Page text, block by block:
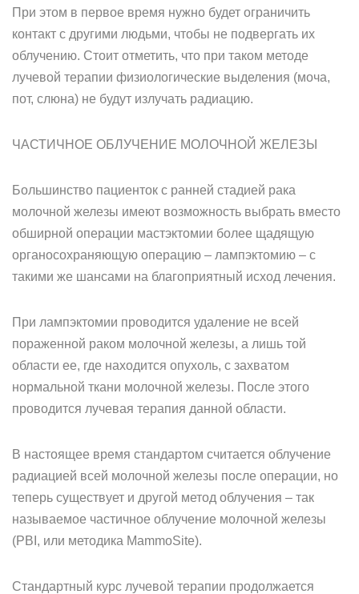
При этом в первое время нужно будет ограничить
контакт с другими людьми, чтобы не подвергать их
облучению. Стоит отметить, что при таком методе
лучевой терапии физиологические выделения (моча,
пот, слюна) не будут излучать радиацию.
ЧАСТИЧНОЕ ОБЛУЧЕНИЕ МОЛОЧНОЙ ЖЕЛЕЗЫ
Большинство пациенток с ранней стадией рака
молочной железы имеют возможность выбрать вместо
обширной операции мастэктомии более щадящую
органосохраняющую операцию – лампэктомию – с
такими же шансами на благоприятный исход лечения.
При лампэктомии проводится удаление не всей
пораженной раком молочной железы, а лишь той
области ее, где находится опухоль, с захватом
нормальной ткани молочной железы. После этого
проводится лучевая терапия данной области.
В настоящее время стандартом считается облучение
радиацией всей молочной железы после операции, но
теперь существует и другой метод облучения – так
называемое частичное облучение молочной железы
(PBI, или методика MammoSite).
Стандартный курс лучевой терапии продолжается